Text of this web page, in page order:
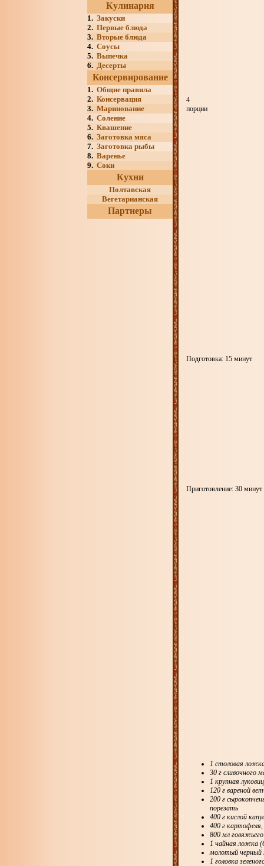
Кулинария
1. Закуски
2. Первые блюда
3. Вторые блюда
4. Соусы
5. Выпечка
6. Десерты
Консервирование
1. Общие правила
2. Консервация
3. Маринование
4. Соление
5. Квашение
6. Заготовка мяса
7. Заготовка рыбы
8. Варенье
9. Соки
Кухни
Полтавская
Вегетарианская
Партнеры
4
порции
Подготовка: 15 минут
Приготовление: 30 минут
1 столовая
30 г сливочного
1 крупная
120 г вареной
200 г
порезать
400 г кислой
400 г
800 мл
1 чайная ложка
молотый черный
1 головка